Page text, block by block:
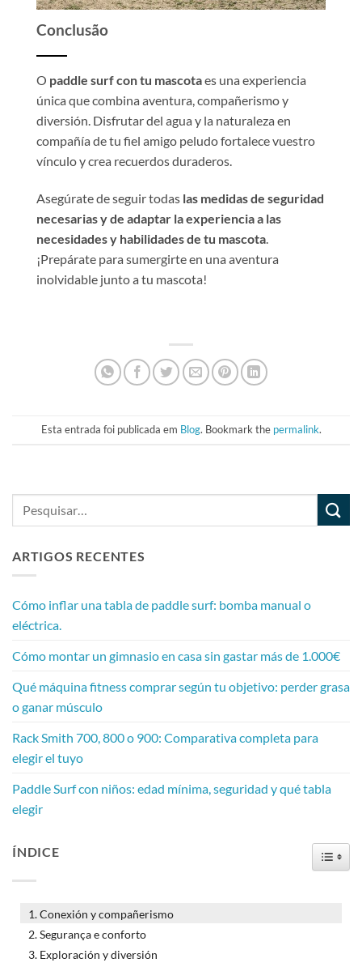
Conclusão
O paddle surf con tu mascotaes una experiencia
única que combina aventura, compañerismo y
diversión. Disfrutar del agua y la naturaleza en
compañía de tu fiel amigo peludo fortalece vuestro
vínculo y crea recuerdos duraderos.
Asegúrate de seguir todas las medidas de seguridad
necesarias y de adaptar la experiencia a las
necesidades y habilidades de tu mascota
¡Prepárate para sumergirte en una aventura
inolvidable junto a tu mascota!
Esta entrada foi publicada em Blog. Bookmark the permalink.
ARTIGOS RECENTES
Cómo inflar una tabla de paddle surf: bomba manual o
eléctrica.
Cómo montar un gimnasio en casa sin gastar más de 1.000€
Qué máquina fitness comprar según tu objetivo: perder grasa
o ganar músculo
Rack Smith 700, 800 o 900: Comparativa completa para
elegir el tuyo
Paddle Surf con niños: edad mínima, seguridad y qué tabla
elegir
ÍNDICE
Conexión y compañerismo
Segurança e conforto
Exploración y diversión